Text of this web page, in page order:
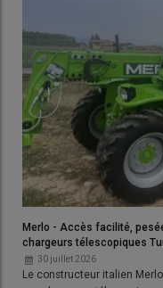
association
d’automobiles, définit
d’additifs les exigences
répondre, afin de
L’API,American
l’ACEA en
Amérique.
cette norme, tandis que
plutôt à la norme
la grande majorité
la fois aux normes
généralement tous les
norme antipollutiondu
Merlo - Accès facilité,
chargeurs télescopiques
30 juillet 2026
Le constructeur italien